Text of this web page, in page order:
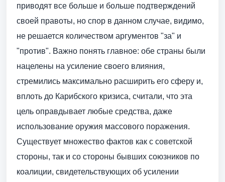
приводят все больше и больше подтверждений
своей правоты, но спор в данном случае, видимо,
не решается количеством аргументов "за" и
"против". Важно понять главное: обе страны были
нацелены на усиление своего влияния,
стремились максимально расширить его сферу и,
вплоть до Карибского кризиса, считали, что эта
цель оправдывает любые средства, даже
использование оружия массового поражения.
Существует множество фактов как с советской
стороны, так и со стороны бывших союзников по
коалиции, свидетельствующих об усилении